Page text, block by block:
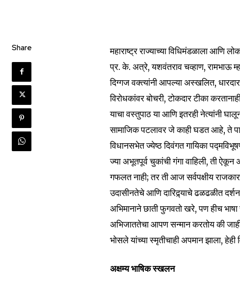
Share
महाराष्ट्र राज्याच्या विधिमंडळाला आणि
प्र. के. अत्रे, यशवंतराव चव्हाण, रामभाऊ
दिग्गज वक्त्यांनी आपल्या अस्खलित, धारदार
विरोधकांवर बोचरी, टोकदार टीका
याचा वस्तुपाठ या आणि इतरही नेत्यांनी
सामाजिक पटलावर जे काही घडत आहे, ते
विधानसभेत ज्येष्ठ दिवंगत गायिका
ज्या अभूतपूर्व चुकांची गंगा वाहिली, ती
गफलत नाही; तर ती आज सर्वपक्षीय
उदासीनतेचे आणि दारिद्र्याचे ढळढळीत
अभिमानाने छाती फुगवतो खरे, पण हीच भाषा
अभिजाततेचा आपण सन्मान करतोय की
भोसले यांच्या स्मृतीचाही अपमान झाला, हेही
अक्षम्य भाषिक स्खलन